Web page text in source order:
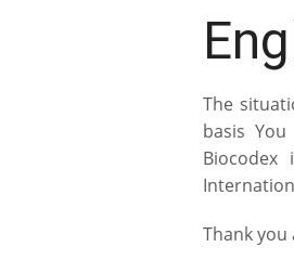
The
basis
Thank